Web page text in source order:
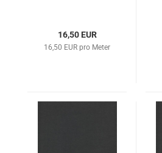
16,50 EUR
16,50 EUR pro Meter